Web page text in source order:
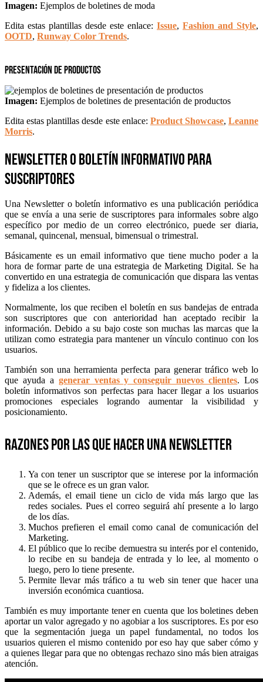
Imagen: Ejemplos de boletines de moda
Edita estas plantillas desde este enlace: Issue, Fashion and Style,
OOTD, Runway Color Trends.
Presentación de productos
Imagen: Ejemplos de boletines de presentación de productos
Edita estas plantillas desde este enlace: Product Showcase, Leanne
Morris.
Newsletter o boletín informativo para
suscriptores
Una Newsletter o boletín informativo es una publicación periódica
que se envía a una serie de suscriptores para informales sobre algo
específico por medio de un correo electrónico, puede ser diaria,
semanal, quincenal, mensual, bimensual o trimestral.
Básicamente es un email informativo que tiene mucho poder a la
hora de formar parte de una estrategia de Marketing Digital. Se ha
convertido en una estrategia de comunicación que dispara las ventas
y fideliza a los clientes.
Normalmente, los que reciben el boletín en sus bandejas de entrada
son suscriptores que con anterioridad han aceptado recibir la
información. Debido a su bajo coste son muchas las marcas que la
utilizan como estrategia para mantener un vínculo continuo con los
usuarios.
También son una herramienta perfecta para generar tráfico web lo
que ayuda a generar ventas y conseguir nuevos clientes. Los
boletín informativos son perfectas para hacer llegar a los usuarios
promociones especiales logrando aumentar la visibilidad y
posicionamiento.
Razones por las que hacer una Newsletter
Ya con tener un suscriptor que se interese por la información
que se le ofrece es un gran valor.
Además, el email tiene un ciclo de vida más largo que las
redes sociales. Pues el correo seguirá ahí presente a lo largo
de los días.
Muchos prefieren el email como canal de comunicación del
Marketing.
El público que lo recibe demuestra su interés por el contenido,
lo recibe en su bandeja de entrada y lo lee, al momento o
luego, pero lo tiene presente.
Permite llevar más tráfico a tu web sin tener que hacer una
inversión económica cuantiosa.
También es muy importante tener en cuenta que los boletines deben
aportar un valor agregado y no agobiar a los suscriptores. Es por eso
que la segmentación juega un papel fundamental, no todos los
usuarios quieren el mismo contenido por eso hay que saber cómo y
a quienes llegar para que no obtengas rechazo sino más bien atraigas
atención.